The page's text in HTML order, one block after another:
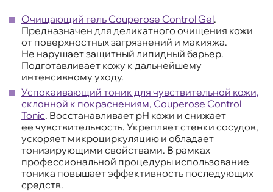
Очищающий гель Couperose Control Gel.
Предназначен для деликатного очищения кожи
от поверхностных загрязнений и макияжа.
Не нарушает защитный липидный барьер.
Подготавливает кожу к дальнейшему
интенсивному уходу.
Успокаивающий тоник для чувствительной кожи,
склонной к покраснениям, Couperose Control
Tonic. Восстанавливает pH кожи и снижает
ее чувствительность. Укрепляет стенки сосудов,
ускоряет микроциркуляцию и обладает
тонизирующими свойствами. В рамках
профессиональной процедуры использование
тоника повышает эффективность последующих
средств.